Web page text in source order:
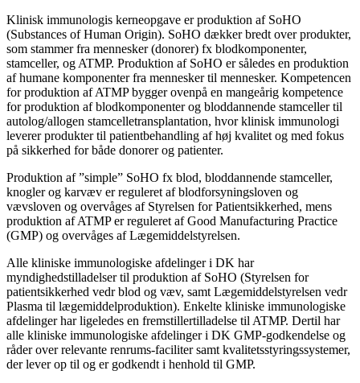
Klinisk immunologis kerneopgave er produktion af SoHO
(Substances of Human Origin). SoHO dækker bredt over produkter,
som stammer fra mennesker (donorer) fx blodkomponenter,
stamceller, og ATMP. Produktion af SoHO er således en produktion
af humane komponenter fra mennesker til mennesker. Kompetencen
for produktion af ATMP bygger ovenpå en mangeårig kompetence
for produktion af blodkomponenter og bloddannende stamceller til
autolog/allogen stamcelletransplantation, hvor klinisk immunologi
leverer produkter til patientbehandling af høj kvalitet og med fokus
på sikkerhed for både donorer og patienter.
Produktion af ”simple” SoHO fx blod, bloddannende stamceller,
knogler og karvæv er reguleret af blodforsyningsloven og
vævsloven og overvåges af Styrelsen for Patientsikkerhed, mens
produktion af ATMP er reguleret af Good Manufacturing Practice
(GMP) og overvåges af Lægemiddelstyrelsen.
Alle kliniske immunologiske afdelinger i DK har
myndighedstilladelser til produktion af SoHO (Styrelsen for
patientsikkerhed vedr blod og væv, samt Lægemiddelstyrelsen vedr
Plasma til lægemiddelproduktion). Enkelte kliniske immunologiske
afdelinger har ligeledes en fremstillertilladelse til ATMP. Dertil har
alle kliniske immunologiske afdelinger i DK GMP-godkendelse og
råder over relevante renrums-faciliter samt kvalitetsstyringssystemer,
der lever op til og er godkendt i henhold til GMP.